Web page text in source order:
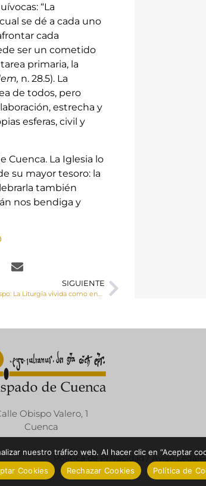
“La
se dé a cada uno
cada
ser un cometido
primaria, la
n. 28.5). La
de todos, pero
estrecha y
esferas, civil y
Cuenca. La Iglesia lo
su mayor tesoro: la
también
nos bendiga y
SIGUIENTE
Carta semanal del Sr. Obispo: La Liturgia vivida como encuentro con el Dios salvador “hace nueva nuestra vida” (ibídem, n. 20).
Obispo Valero, 1
Cuenca
Política de Privacidad / Aviso Legal
nuestro tráfico web. Al hacer clic en “Aceptar
Cookies
Rechazar Cookies Política de